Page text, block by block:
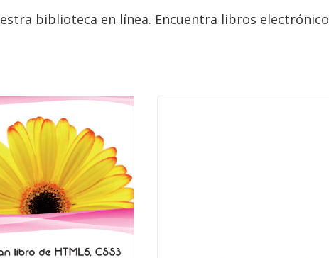
biblioteca en línea. Encuentra libros